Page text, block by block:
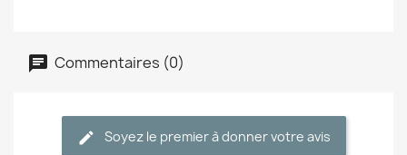
Commentaires (0)
Soyez le premier à donner votre avis